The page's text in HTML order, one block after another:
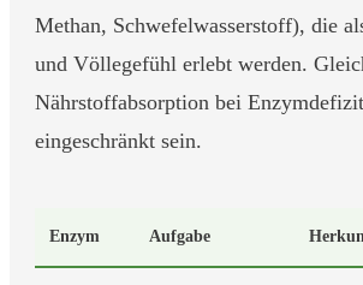
Methan, Schwefelwasserstoff), die
und Völlegefühl erlebt werden.
Nährstoffabsorption bei
eingeschränkt sein.
Enzym Aufgabe